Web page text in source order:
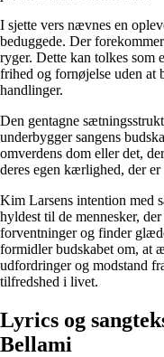
I sjette vers nævnes en
beduggede. Der
ryger. Dette kan tolkes som
frihed og fornøjelse uden at
handlinger.
Den gentagne
underbygger sangens
omverdens dom eller det,
deres egen kærlighed, der
Kim Larsens intention med
hyldest til de mennesker,
forventninger og finder
formidler budskabet om, at
udfordringer og modstand
tilfredshed i livet.
Lyrics og
Bellami